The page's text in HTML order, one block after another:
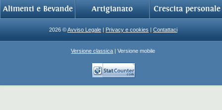
Alimenti e Bevande Artigianato Crescita personale
2026 ©Avviso Legale | Privacy e cookies | Contattaci
Versione classica | Versione mobile